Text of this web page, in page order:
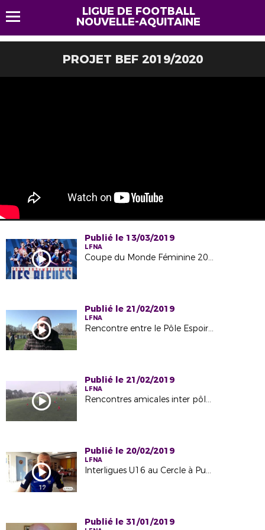
LIGUE DE FOOTBALL
NOUVELLE-AQUITAINE
PROJET BEF 2019/2020
Publié le 13/03/2019
LFNA
Coupe du Monde Féminine 2019
Publié le 21/02/2019
LFNA
Rencontre entre le Pôle Espoir et la Direction Technique National
Publié le 21/02/2019
LFNA
Rencontres amicales inter pôle (PE TALENCE PE CHATEAUROUX) du 6 Février 2019
Publié le 20/02/2019
LFNA
Interligues U16 au Cercle à Puymoyen
Publié le 31/01/2019